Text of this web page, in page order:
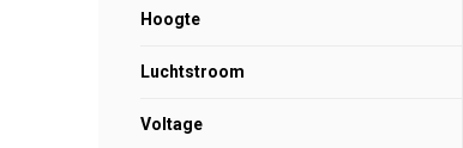
Hoogte
Luchtstroom
Voltage